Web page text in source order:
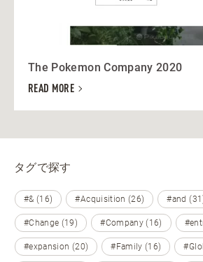
The Pokemon Company 2020
READ MORE
タグで探す
#& (16) #Acquisition (26) #and
#Change (19) #Company (16)
#expansion (20) #Family (16)